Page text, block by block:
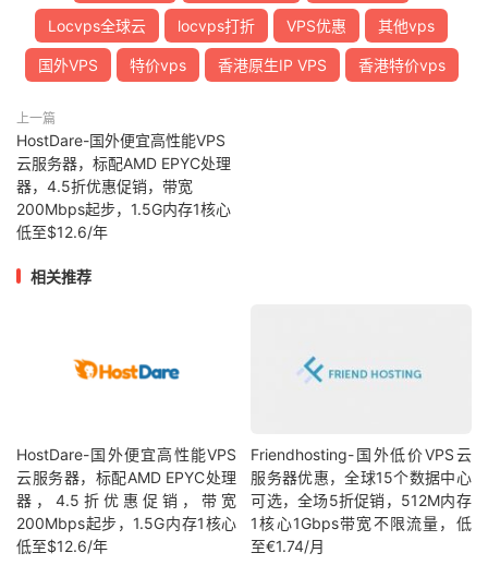
Locvps全球云 locvps打折 VPS优惠 其他vps
国外VPS 特价vps 香港原生IP VPS 香港特价vps
上一篇
HostDare-国外便宜高性能VPS
云服务器，标配AMD EPYC处理
器，4.5折优惠促销，带宽
200Mbps起步，1.5G内存1核心
低至$12.6/年
相关推荐
HostDare-国外便宜高性能VPS
云服务器，标配AMD EPYC处理
器，4.5折优惠促销，带宽
200Mbps起步，1.5G内存1核心
低至$12.6/年
Friendhosting-国外低价VPS云
服务器优惠，全球15个数据中心
可选，全场5折促销，512M内存
1核心1Gbps带宽不限流量，低
至€1.74/月